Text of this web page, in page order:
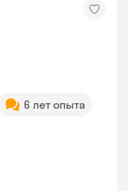
6 лет опыта